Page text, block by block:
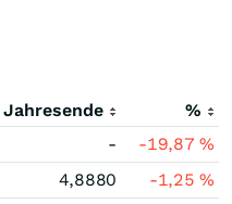
Jahresende
%
- -19,87%
4,8880 -1,25%